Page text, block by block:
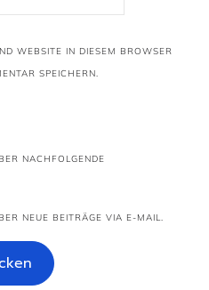
WEBSITE IN DIESEM BROWSER
SPEICHERN.
NACHFOLGENDE
NEUE BEITRÄGE VIA E-MAIL.